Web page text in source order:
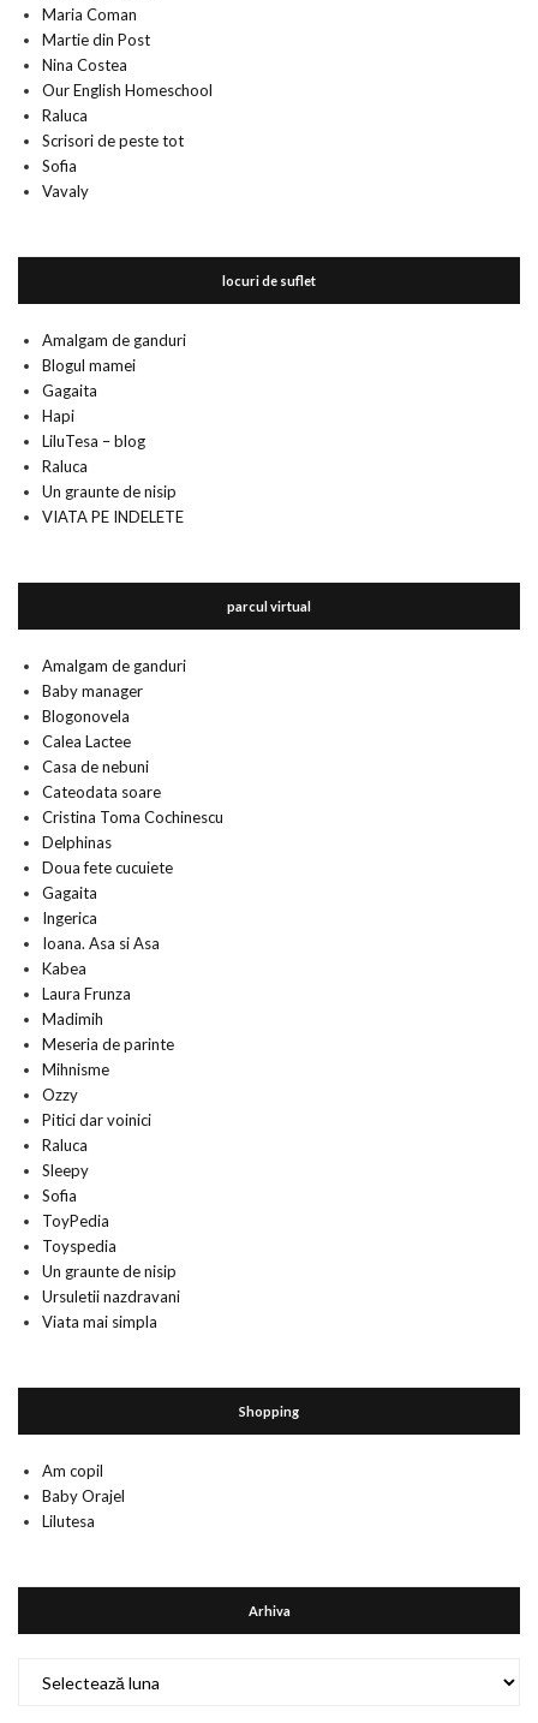
Maria Coman
Martie din Post
Nina Costea
Our English Homeschool
Raluca
Scrisori de peste tot
Sofia
Vavaly
locuri de suflet
Amalgam de ganduri
Blogul mamei
Gagaita
Hapi
LiluTesa – blog
Raluca
Un graunte de nisip
VIATA PE INDELETE
parcul virtual
Amalgam de ganduri
Baby manager
Blogonovela
Calea Lactee
Casa de nebuni
Cateodata soare
Cristina Toma Cochinescu
Delphinas
Doua fete cucuiete
Gagaita
Ingerica
Ioana. Asa si Asa
Kabea
Laura Frunza
Madimih
Meseria de parinte
Mihnisme
Ozzy
Pitici dar voinici
Raluca
Sleepy
Sofia
ToyPedia
Toyspedia
Un graunte de nisip
Ursuletii nazdravani
Viata mai simpla
Shopping
Am copil
Baby Orajel
Lilutesa
Arhiva